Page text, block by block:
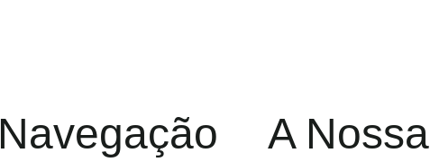
Navegação
A Nossa